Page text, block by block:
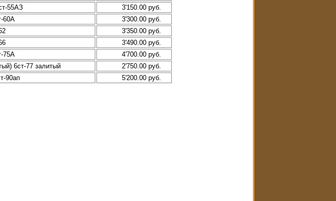
55АЗ
3'150.00 руб.
60А
3'300.00 руб.
3'350.00 руб.
3'490.00 руб.
75А
4'700.00 руб.
6ст-77 залитый
2'750.00 руб.
90ап
5'200.00 руб.